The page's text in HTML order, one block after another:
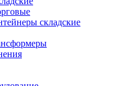
складские